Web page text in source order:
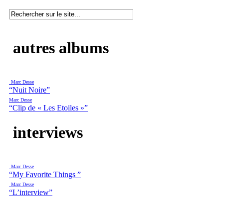
autres albums
Marc Desse
“Nuit Noire”
Marc Desse
“Clip de « Les Etoiles »”
interviews
Marc Desse
“My Favorite Things ”
Marc Desse
“L’interview”